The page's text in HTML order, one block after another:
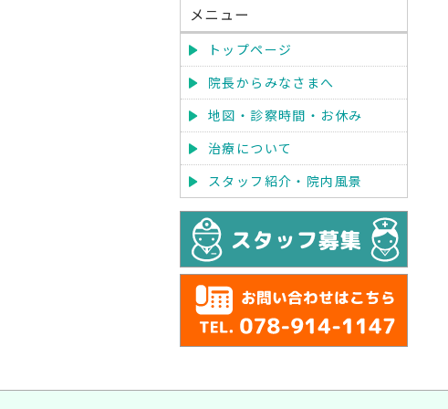
メニュー
トップページ
院長からみなさまへ
地図・診察時間・お休み
治療について
スタッフ紹介・院内風景